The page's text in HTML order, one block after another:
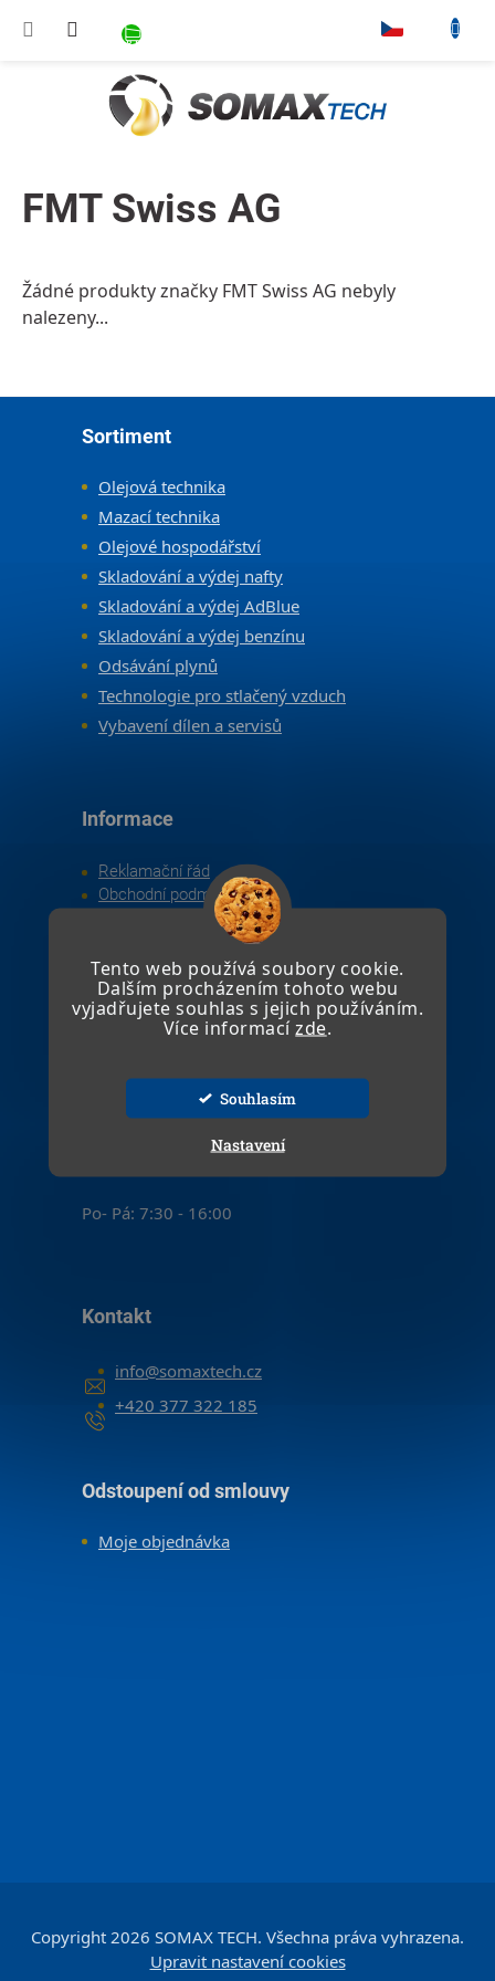
Tento web používá soubory cookie.
Dalším procházením tohoto webu
vyjadřujete souhlas s jejich používáním.
Více informací zde.
Souhlasím
Nastavení
NÁKUPNÍ KOŠÍK
FMT Swiss AG
Žádné produkty značky FMT Swiss AG nebyly
nalezeny...
Sortiment
Olejová technika
Mazací technika
Olejové hospodářství
Skladování a výdej nafty
Skladování a výdej AdBlue
Skladování a výdej benzínu
Odsávání plynů
Technologie pro stlačený vzduch
Vybavení dílen a servisů
Informace
Reklamační řád
Obchodní podmínky
Zpracování osobních údajů
Kamenná prodejna
SOMAX TECH spol. s.r. o.
Na Trávníku 20
321 00 Plzeň - Litice
Po- Pá: 7:30 - 16:00
Kontakt
info@somaxtech.cz
+420 377 322 185
Odstoupení od smlouvy
Moje objednávka
Copyright 2026 SOMAX TECH. Všechna práva vyhrazena.
Upravit nastavení cookies